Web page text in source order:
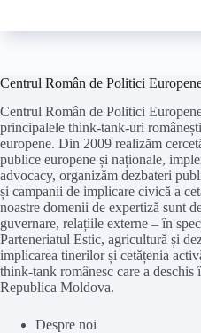
Centrul Român de Politici
Centrul Român de Politici
principalele think-tank-uri
europene. Din 2009 realizăm
publice europene și naționale,
advocacy, organizăm dezbateri
și campanii de implicare civică a
noastre domenii de expertiză sunt
guvernare, relațiile externe – în
Parteneriatul Estic, agricultură și
implicarea tinerilor și cetățenia
think-tank românesc care a deschis
Republica Moldova.
Despre noi